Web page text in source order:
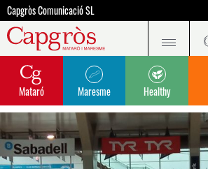
Capgròs Comunicació SL
Mataró Maresme Healthy